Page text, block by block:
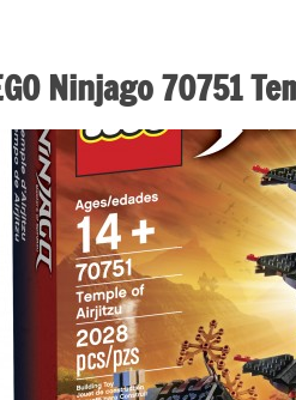
Ninjago 70751